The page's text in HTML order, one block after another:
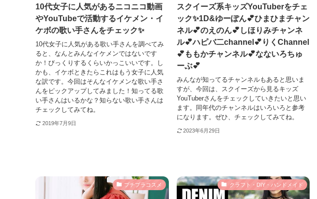
10代女子に人気があるニコニコ動画
やYouTubeで活動するイケメン・イ
ケボの歌い手さんをチェック✨
10代女子に人気がある歌い手さんを調べてみ
ると、なんとみんなイケメンではないです
か！びっくりするくらいかっこいいです。し
かも、イケボときたらこれはもう女子に人気
な訳です。今回はそんなイケメンな歌い手さ
んをピックアップしてみました！知ってる歌
い手さんはいるかな？知らない歌い手さんは
チェックしてみてね。
2019年7月9日
スクイーズ系キッズYouTuberをチェ
ック✨1D&ゆーぽん💕ひまひまチャン
ネル💕のえのん💕しほりみチャンネ
ル💕ハピバ二channel💕りくChannel
💕ももかチャンネル💕なないろちゅ
ーぶ💕
みんなが知ってるチャンネルもあると思いま
すが、今回は、スクイーズから見るキッズ
YouTuberさんをチェックしていきたいと思い
ます。同年代のチャンネルはいろいろと参考
になります。ぜひ、チェックしてみてね。
2023年6月29日
プチプラコスメ クラフト・DIY・ハンドメイド